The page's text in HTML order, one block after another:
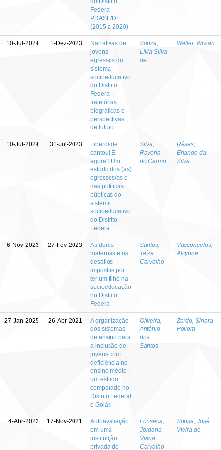
do Distrito
Federal –
PDASE/DF
(2015 a 2020)
10-Jul-2024 1-Dez-2023
Narrativas de
jovens
egressos do
sistema
socioeducativo
do Distrito
Federal :
trajetórias
biográficas e
perspectivas
de futuro
Souza,
Lívia Silva
de
Weller, Wivian
10-Jul-2024 31-Jul-2023
Liberdade
cantou! E
agora? Um
estudo dos (as)
egressos/as e
das políticas
públicas do
sistema
socioeducativo
do Distrito
Federal
Silva,
Ravena
do Carmo
Rêses,
Erlando da
Silva
6-Nov-2023 27-Fev-2023
As dores
maternas e os
desafios
impostos por
ter um filho na
socioeducação
no Distrito
Federal
Santos,
Taíze
Carvalho
Vasconcelos,
Alcyone
27-Jan-2025 26-Abr-2021
A organização
dos sistemas
de ensino para
a inclusão de
jovens com
deficiência no
ensino médio :
um estudo
comparado no
Distrito Federal
e Goiás
Oliveira,
Antônio
dos
Santos
Zardo, Sinara
Pollom
4-Abr-2022 17-Nov-2021
Autoavaliação
em uma
instituição
privada de
Fonseca,
Jordana
Viana
Carvalho
Sousa, José
Vieira de